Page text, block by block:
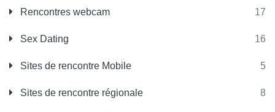
Rencontres webcam 17
Sex Dating 16
Sites de rencontre Mobile 5
Sites de rencontre régionale 8